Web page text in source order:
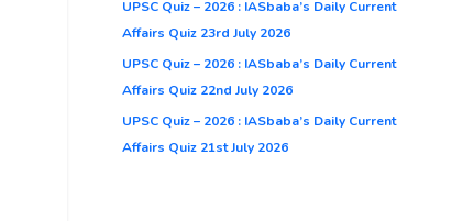
UPSC Quiz – 2026 : IASbaba’s Daily Current
Affairs Quiz 23rd July 2026
UPSC Quiz – 2026 : IASbaba’s Daily Current
Affairs Quiz 22nd July 2026
UPSC Quiz – 2026 : IASbaba’s Daily Current
Affairs Quiz 21st July 2026